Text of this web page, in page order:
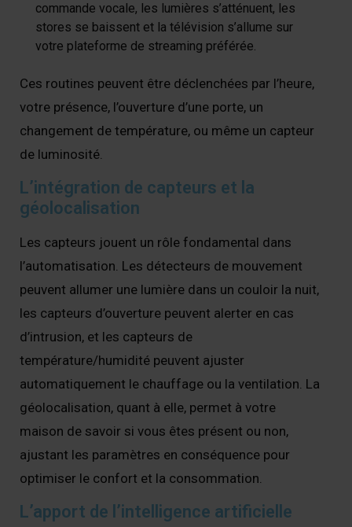
commande vocale, les lumières s’atténuent, les
stores se baissent et la télévision s’allume sur
votre plateforme de streaming préférée.
Ces routines peuvent être déclenchées par l’heure,
votre présence, l’ouverture d’une porte, un
changement de température, ou même un capteur
de luminosité.
L’intégration de capteurs et la
géolocalisation
Les capteurs jouent un rôle fondamental dans
l’automatisation. Les détecteurs de mouvement
peuvent allumer une lumière dans un couloir la nuit,
les capteurs d’ouverture peuvent alerter en cas
d’intrusion, et les capteurs de
température/humidité peuvent ajuster
automatiquement le chauffage ou la ventilation. La
géolocalisation, quant à elle, permet à votre
maison de savoir si vous êtes présent ou non,
ajustant les paramètres en conséquence pour
optimiser le confort et la consommation.
L’apport de l’intelligence artificielle